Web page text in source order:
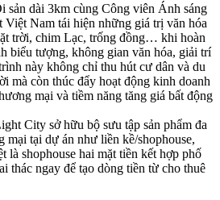
sản dài 3km cùng Công viên Ánh sáng
Việt Nam tái hiện những giá trị văn hóa
trời, chim Lạc, trống đồng… khi hoàn
biểu tượng, không gian văn hóa, giải trí
này không chỉ thu hút cư dân và du
mà còn thúc đẩy hoạt động kinh doanh
mại và tiềm năng tăng giá bất động
City sở hữu bộ sưu tập sản phẩm đa
mại tại dự án như liền kề/shophouse,
là shophouse hai mặt tiền kết hợp phố
thác ngay để tạo dòng tiền từ cho thuê